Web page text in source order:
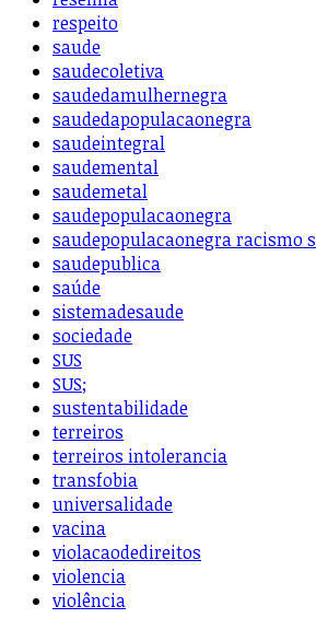
respeito
saude
saudecoletiva
saudedamulhernegra
saudedapopulacaonegra
saudeintegral
saudemental
saudemetal
saudepopulacaonegra
saudepopulacaonegra racismo
saudepublica
saúde
sistemadesaude
sociedade
SUS
SUS;
sustentabilidade
terreiros
terreiros intolerancia
transfobia
universalidade
vacina
violacaodedireitos
violencia
violência